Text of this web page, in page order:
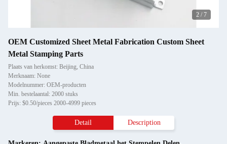
2 / 7
OEM Customized Sheet Metal Fabrication Custom Sheet
Metal Stamping Parts
Plaats van herkomst: Beijing, China
Merknaam: None
Modelnummer: OEM-producten
Min. bestelaantal: 2000 stuks
Prijs: $0.50/pieces 2000-4999 pieces
Detail Description